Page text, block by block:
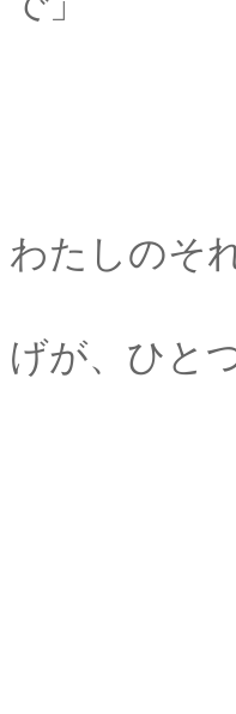
「･･･
「わた
こつん
わたしのそ
ふたり
げが、ひと
「ご
「ご
小さく